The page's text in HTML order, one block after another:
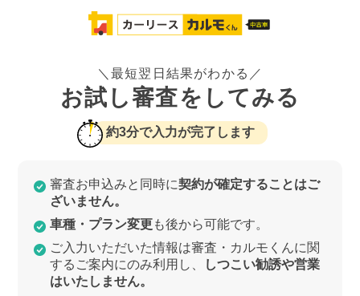
＼最短翌日結果がわかる／
お試し審査をしてみる
約3分で入力が完了します
審査お申込みと同時に契約が確定することはご
ざいません。
車種・プラン変更も後から可能です。
ご入力いただいた情報は審査・カルモくんに関
するご案内にのみ利用し、
しつこい勧誘や営業
はいたしません。